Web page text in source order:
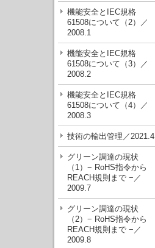
機能安全とIEC規格
61508について（2）／
2008.1
機能安全とIEC規格
61508について（3）／
2008.2
機能安全とIEC規格
61508について（4）／
2008.3
技術の輸出管理／2021.4
グリーン調達の現状
（1）− RoHS指令から
REACH規則まで −／
2009.7
グリーン調達の現状
（2）− RoHS指令から
REACH規則まで −／
2009.8